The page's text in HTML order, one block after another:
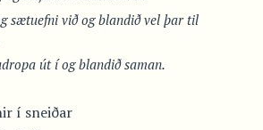
sætuefni við og blandið vel þar til
út í og blandið saman.
í sneiðar